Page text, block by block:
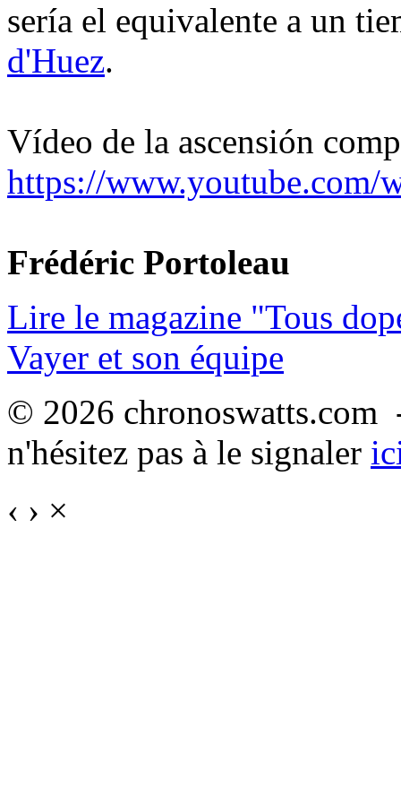
sería el equivalente a un
d'Huez.
Vídeo de la ascensión
https://www.youtube.com/
Frédéric Portoleau
Lire le magazine "Tous
Vayer et son équipe
© 2026
n'hésitez pas à le signaler
‹ › ×